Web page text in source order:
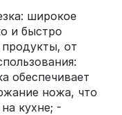
широкое
и быстро
от
обеспечивает
ножа, что
кухне; -